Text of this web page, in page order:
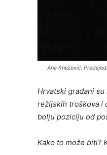
Ana Knežević,
Hrvatski građani
režijskih troškova i
bolju poziciju od
Kako to može biti?